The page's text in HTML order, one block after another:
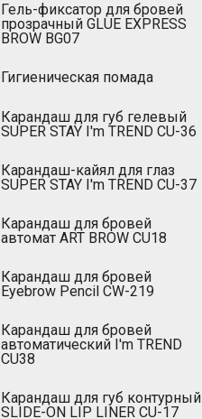
Гель-фиксатор для бровей
прозрачный GLUE EXPRESS
BROW BG07
Гигиеническая помада
Карандаш для губ гелевый
SUPER STAY I'm TREND CU-36
Карандаш-кайял для глаз
SUPER STAY I'm TREND CU-37
Карандаш для бровей
автомат ART BROW CU18
Карандаш для бровей
Eyebrow Pencil CW-219
Карандаш для бровей
автоматический I'm TREND
CU38
Карандаш для губ контурный
SLIDE-ON LIP LINER CU-17